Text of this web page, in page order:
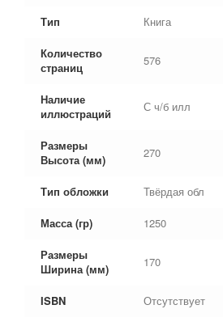
Тип Книга
Количество
страниц
576
Наличие
иллюстраций
С ч/б илл
Размеры
Высота (мм)
270
Тип обложки Твёрдая обл
Масса (гр) 1250
Размеры
Ширина (мм)
170
ISBN Отсутствует